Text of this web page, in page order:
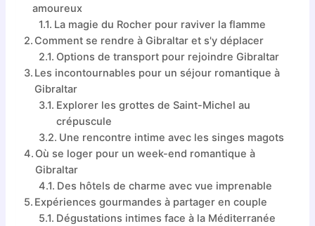
amoureux
La magie du Rocher pour raviver la flamme
Comment se rendre à Gibraltar et s'y déplacer
Options de transport pour rejoindre Gibraltar
Les incontournables pour un séjour romantique à
Gibraltar
Explorer les grottes de Saint-Michel au
crépuscule
Une rencontre intime avec les singes magots
Où se loger pour un week-end romantique à
Gibraltar
Des hôtels de charme avec vue imprenable
Expériences gourmandes à partager en couple
Dégustations intimes face à la Méditerranée